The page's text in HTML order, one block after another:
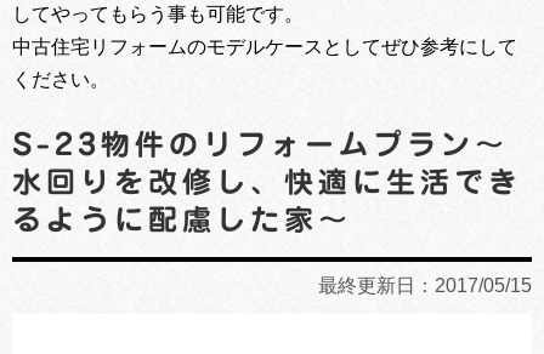
してやってもらう事も可能です。
中古住宅リフォームのモデルケースとしてぜひ参考にして
ください。
S-23物件のリフォームプラン～
水回りを改修し、快適に生活でき
るように配慮した家～
最終更新日：2017/05/15